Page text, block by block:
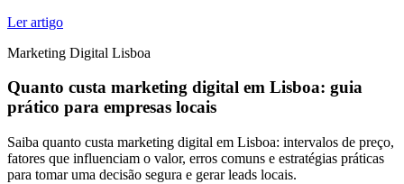
Ler artigo
Marketing Digital Lisboa
Quanto custa marketing digital em Lisboa: guia
prático para empresas locais
Saiba quanto custa marketing digital em Lisboa: intervalos de preço,
fatores que influenciam o valor, erros comuns e estratégias práticas
para tomar uma decisão segura e gerar leads locais.